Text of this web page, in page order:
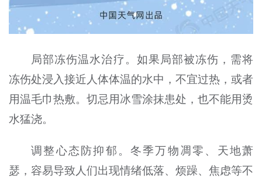
局部冻伤温水治疗。如果局部被冻伤，需将
冻伤处浸入接近人体体温的水中，不宜过热，或者
用温毛巾热敷。切忌用冰雪涂抹患处，也不能用烫
水猛浇。
调整心态防抑郁。冬季万物凋零、天地萧
瑟，容易导致人们出现情绪低落、烦躁、焦虑等不